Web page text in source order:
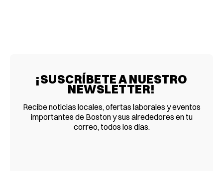
¡SUSCRÍBETE A NUESTRO
NEWSLETTER!
Recibe noticias locales, ofertas laborales y eventos
importantes de Boston y sus alrededores en tu
correo, todos los días.